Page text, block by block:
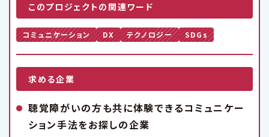
このプロジェクトの関連ワード
コミュニケーション DX テクノロジー SDGs
求める企業
聴覚障がいの方も共に体験できるコミュニケー
ション手法をお探しの企業